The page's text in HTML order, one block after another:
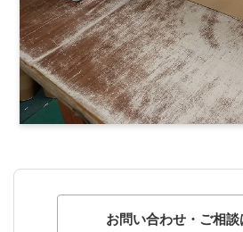
お問い合わせ・ご相談